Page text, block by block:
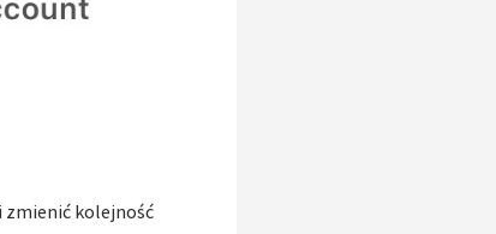
zmienić kolejność